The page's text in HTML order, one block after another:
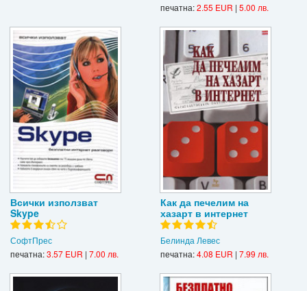
печатна:2.55 EUR | 5.00 лв.
Всички използват
Skype
СофтПрес
печатна:3.57 EUR | 7.00 лв.
Как да печелим на
хазарт в интернет
Белинда Левес
печатна:4.08 EUR | 7.99 лв.